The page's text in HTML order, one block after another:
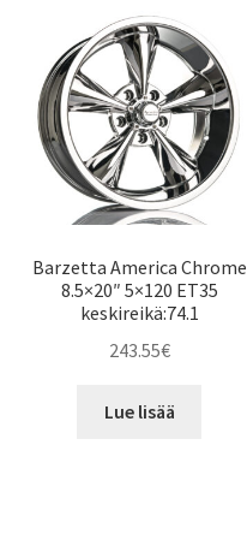
Barzetta America Chrome
8.5×20″ 5×120 ET35
keskireikä:74.1
243.55€
Lue lisää